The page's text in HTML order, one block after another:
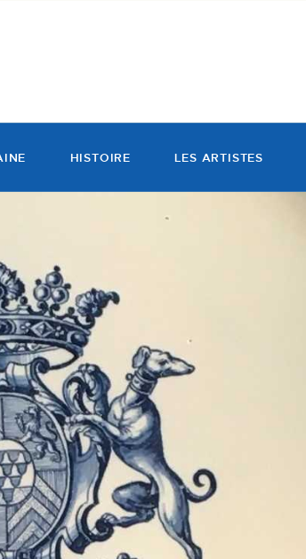
HISTOIRE LES ARTISTES
LUC